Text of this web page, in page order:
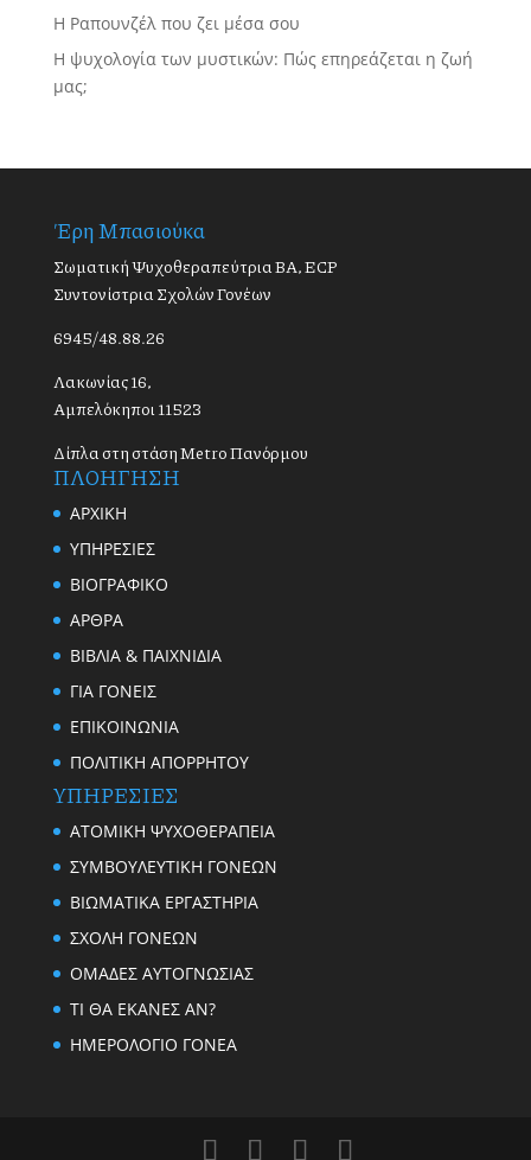
Η Ραπουνζέλ που ζει μέσα σου
Η ψυχολογία των μυστικών: Πώς επηρεάζεται η ζωή
μας;
Έρη Μπασιούκα
Σωματική Ψυχοθεραπεύτρια BA, ECP
Συντονίστρια Σχολών Γονέων
6945/48.88.26
Λακωνίας 16,
Αμπελόκηποι 11523
Δίπλα στη στάση Metro Πανόρμου
ΠΛΟΗΓΗΣΗ
ΑΡΧΙΚΗ
ΥΠΗΡΕΣΙΕΣ
ΒΙΟΓΡΑΦΙΚΟ
ΑΡΘΡΑ
ΒΙΒΛΙΑ & ΠΑΙΧΝΙΔΙΑ
ΓΙΑ ΓΟΝΕΙΣ
ΕΠΙΚΟΙΝΩΝΙΑ
ΠΟΛΙΤΙΚΗ ΑΠΟΡΡΗΤΟΥ
ΥΠΗΡΕΣΙΕΣ
ΑΤΟΜΙΚΗ ΨΥΧΟΘΕΡΑΠΕΙΑ
ΣΥΜΒΟΥΛΕΥΤΙΚΗ ΓΟΝΕΩΝ
ΒΙΩΜΑΤΙΚΑ ΕΡΓΑΣΤΗΡΙΑ
ΣΧΟΛΗ ΓΟΝΕΩΝ
ΟΜΑΔΕΣ ΑΥΤΟΓΝΩΣΙΑΣ
TI ΘΑ ΕΚΑΝΕΣ ΑΝ?
ΗΜΕΡΟΛΟΓΙΟ ΓΟΝΕΑ